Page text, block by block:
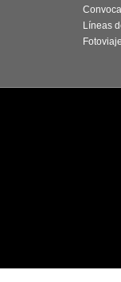
Líneas